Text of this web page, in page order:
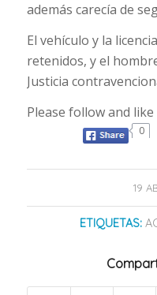
además carecía de
El vehículo y la
retenidos, y el
Justicia
Please follow and like
0
19
ETIQUETAS: